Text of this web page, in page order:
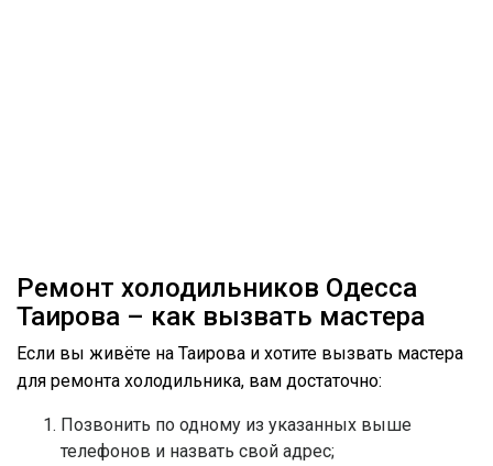
Ремонт холодильников Одесса
Таирова – как вызвать мастера
Если вы живёте на Таирова и хотите вызвать мастера
для ремонта холодильника, вам достаточно:
Позвонить по одному из указанных выше
телефонов и назвать свой адрес;